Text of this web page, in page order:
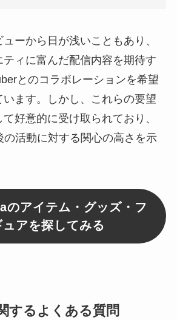
ーから日が浅いこともあり、
ティに富んだ配信内容を期待す
とのコラボレーションを希望
ます。しかし、これらの要望
好意的に受け取られており、
の活動に対する関心の高さを示
アイテム・グッズ・フ
ュアを探してみる
するよくある質問